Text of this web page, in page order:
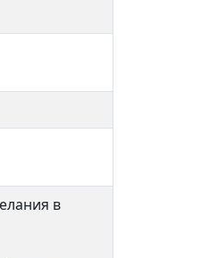
в